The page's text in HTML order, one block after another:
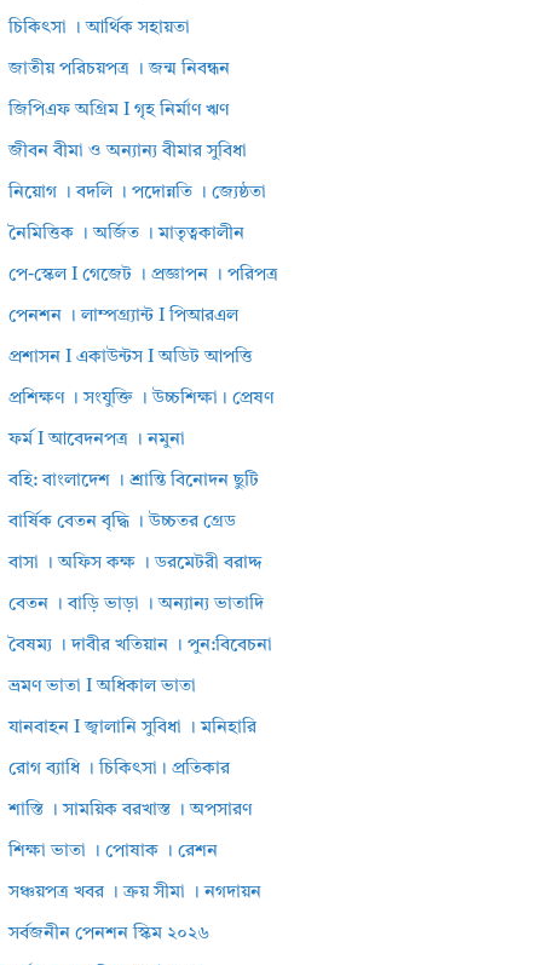
চিকিৎসা । আর্থিক সহায়তা
জাতীয় পরিচয়পত্র । জন্ম নিবন্ধন
জিপিএফ অগ্রিম I গৃহ নির্মাণ ঋণ
জীবন বীমা ও অন্যান্য বীমার সুবিধা
নিয়োগ । বদলি । পদোন্নতি । জ্যেষ্ঠতা
নৈমিত্তিক । অর্জিত । মাতৃত্বকালীন
পে-স্কেল I গেজেট । প্রজ্ঞাপন । পরিপত্র
পেনশন । লাম্পগ্র্যান্ট I পিআরএল
প্রশাসন I একাউন্টস I অডিট আপত্তি
প্রশিক্ষণ । সংযুক্তি । উচ্চশিক্ষা। প্রেষণ
ফর্ম I আবেদনপত্র । নমুনা
বহি: বাংলাদেশ । শ্রান্তি বিনোদন ছুটি
বার্ষিক বেতন বৃদ্ধি । উচ্চতর গ্রেড
বাসা । অফিস কক্ষ । ডরমেটরী বরাদ্দ
বেতন । বাড়ি ভাড়া । অন্যান্য ভাতাদি
বৈষম্য । দাবীর খতিয়ান । পুন:বিবেচনা
ভ্রমণ ভাতা I অধিকাল ভাতা
যানবাহন I জ্বালানি সুবিধা । মনিহারি
রোগ ব্যাধি । চিকিৎসা। প্রতিকার
শাস্তি । সাময়িক বরখাস্ত । অপসারণ
শিক্ষা ভাতা । পোষাক । রেশন
সঞ্চয়পত্র খবর । ক্রয় সীমা । নগদায়ন
সর্বজনীন পেনশন স্কিম ২০২৬